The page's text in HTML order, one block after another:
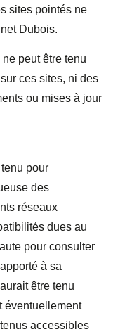
sites pointés ne
Dubois.
peut être tenu
ces sites, ni des
ou mises à jour
pour
des
réseaux
dues au
pour consulter
à sa
être tenu
éventuellement
accessibles